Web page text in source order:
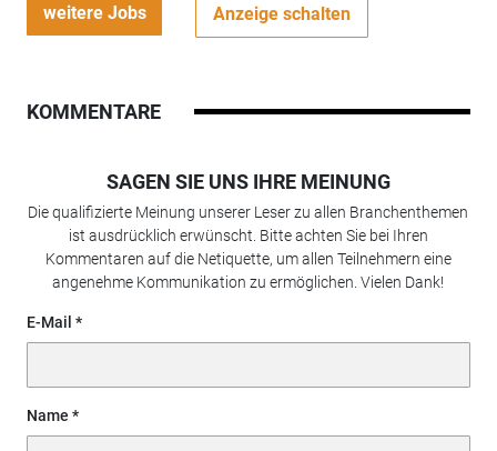
weitere Jobs Anzeige schalten
KOMMENTARE
SAGEN SIE UNS IHRE MEINUNG
Die qualifizierte Meinung unserer Leser zu allen Branchenthemen
ist ausdrücklich erwünscht. Bitte achten Sie bei Ihren
Kommentaren auf die Netiquette, um allen Teilnehmern eine
angenehme Kommunikation zu ermöglichen. Vielen Dank!
E-Mail
Name